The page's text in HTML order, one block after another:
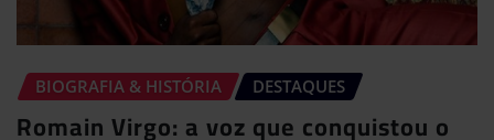
BIOGRAFIA & HISTÓRIA DESTAQUES
Romain Virgo: a voz que conquistou o